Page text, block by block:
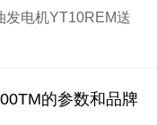
发电机YT10REM送
的参数和品牌